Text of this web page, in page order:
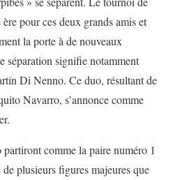
pour ces deux grands amis et
la porte à de nouveaux
séparation signifie notamment
Di Nenno. Ce duo, résultant de
Navarro, s’annonce comme
comme la paire numéro 1
plusieurs figures majeures que